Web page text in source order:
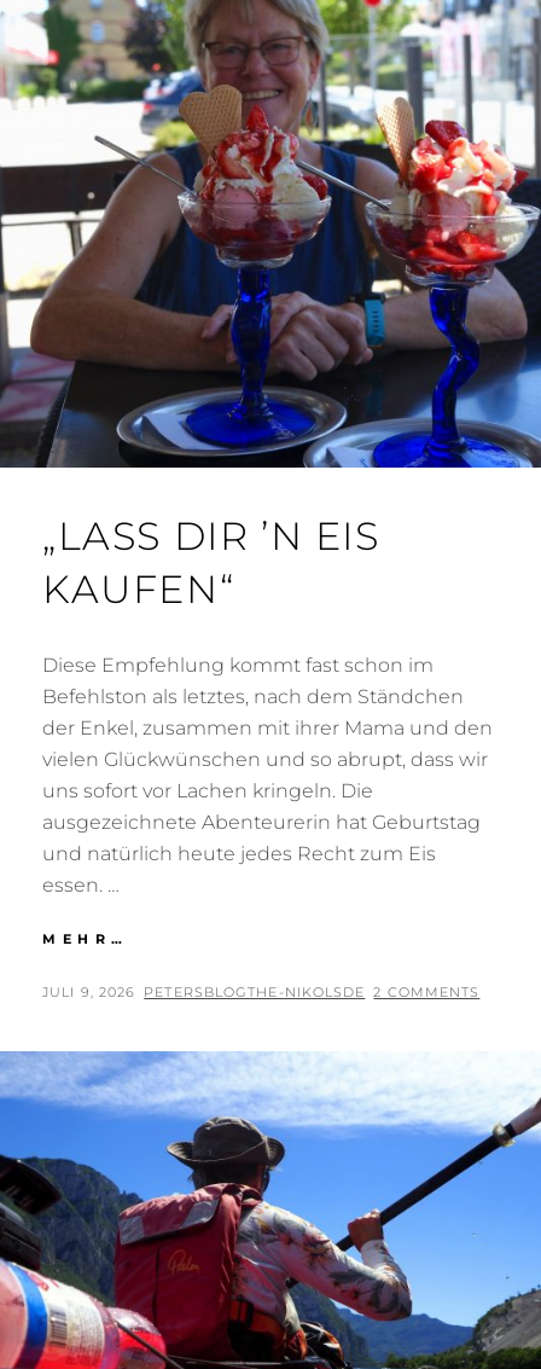
„LASS DIR ’N EIS K
AUFEN“
Diese Empfehlung kommt fast schon im
Befehlston als letztes, nach dem Ständchen
der Enkel, zusammen mit ihrer Mama und den
vielen Glückwünschen und so abrupt, dass wir
uns sofort vor Lachen kringeln. Die
ausgezeichnete Abenteurerin hat Geburtstag
und natürlich heute jedes Recht zum Eis
essen. …
MEHR…
N E
POSTED
JULI 9, 2026 BY
PETERSBLOGTHE-NIKOLSDE 2 COMMENTS